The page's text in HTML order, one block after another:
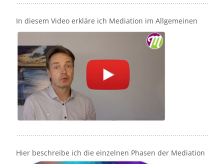
In diesem Video erkläre ich Mediation im Allgemeinen
Hier beschreibe ich die einzelnen Phasen der Mediation